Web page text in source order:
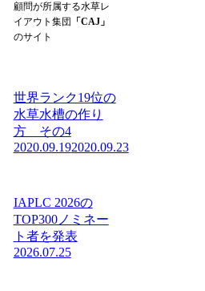
顧問が所属する水草レ
イアウト集団
「CAJ」
のサイト
世界ランク19位の
水草水槽の作り
方 その4
2020.09.192020.09.23
IAPLC 2026の
TOP300ノミネー
ト者を発表
2026.07.25